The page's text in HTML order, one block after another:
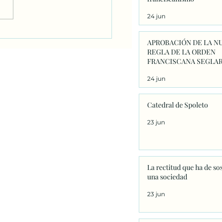
Medieval, 9. San
24 jun
APROBACIÓN DE LA
REGLA DE LA ORDEN
FRANCISCANA
24 jun
Catedral de Spoleto
23 jun
La rectitud que ha de
una sociedad
23 jun